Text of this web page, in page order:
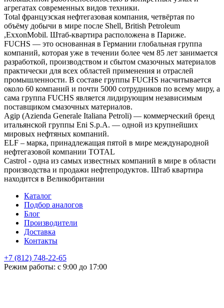
агрегатах современных видов техники.
Total французская нефтегазовая компания, четвёртая по
объёму добычи в мире после Shell, British Petroleum
,ExxonMobil. Штаб-квартира расположена в Париже.
FUCHS — это основанная в Германии глобальная группа
компаний, которая уже в течении более чем 85 лет занимается
разработкой, производством и сбытом смазочных материалов
практически для всех областей применения и отраслей
промышленности. В составе группы FUCHS насчитывается
около 60 компаний и почти 5000 сотрудников по всему миру, а
сама группа FUCHS является лидирующим независимым
поставщиком смазочных материалов.
Agip (Azienda Generale Italiana Petroli) — коммерческий бренд
итальянской группы Eni S.p.A. — одной из крупнейших
мировых нефтяных компаний.
ELF – марка, принадлежащая пятой в мире международной
нефтегазовой компании TOTAL
Castrol - одна из самых известных компаний в мире в области
производства и продажи нефтепродуктов. Штаб квартира
находится в Великобритании
Каталог
Подбор аналогов
Блог
Производители
Доставка
Контакты
+7 (812) 748-22-65
Режим работы: с 9:00 до 17:00
НЕ НАШЛИ ЧТО ИСКАЛИ